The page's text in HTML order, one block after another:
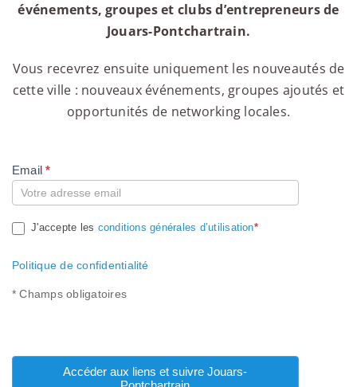
événements, groupes et clubs d’entrepreneurs de
Jouars-Pontchartrain.
Vous recevrez ensuite uniquement les nouveautés de
cette ville : nouveaux événements, groupes ajoutés et
opportunités de networking locales.
Compte
Email*
J'accepte les conditions générales d’utilisation*
Politique de confidentialité
* Champs obligatoires
Accéder aux liens et suivre Jouars-